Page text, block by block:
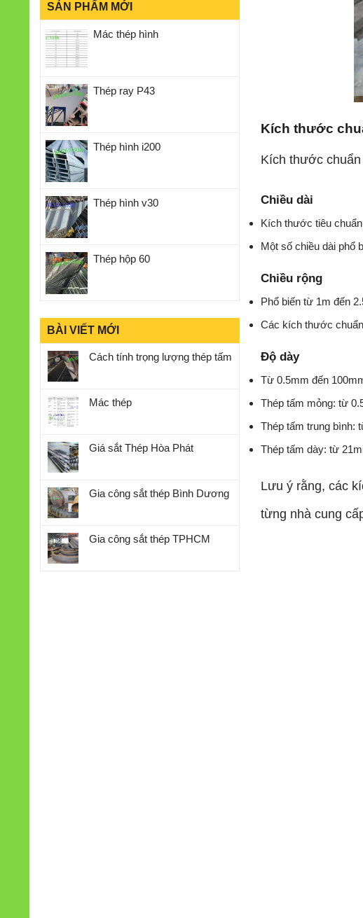
SẢN PHẨM MỚI
Mác thép hình
Thép ray P43
Thép hình i200
Thép hình v30
Thép hộp 60
BÀI VIẾT MỚI
Cách tính trọng lượng thép tấm
Mác thép
Giá sắt Thép Hòa Phát
Gia công sắt thép Bình Dương
Gia công sắt thép TPHCM
Kích thước
Kích thước
Chiều dài
Kích thước tiêu
Một số chiều dài phổ
Chiều rộng
Phổ biến từ 1m đến
Các kích thước
Độ dày
Từ 0.5mm đến
Thép tấm mỏng: từ
Thép tấm trung bình:
Thép tấm dày: từ
Lưu ý rằng, các
từng nhà cung